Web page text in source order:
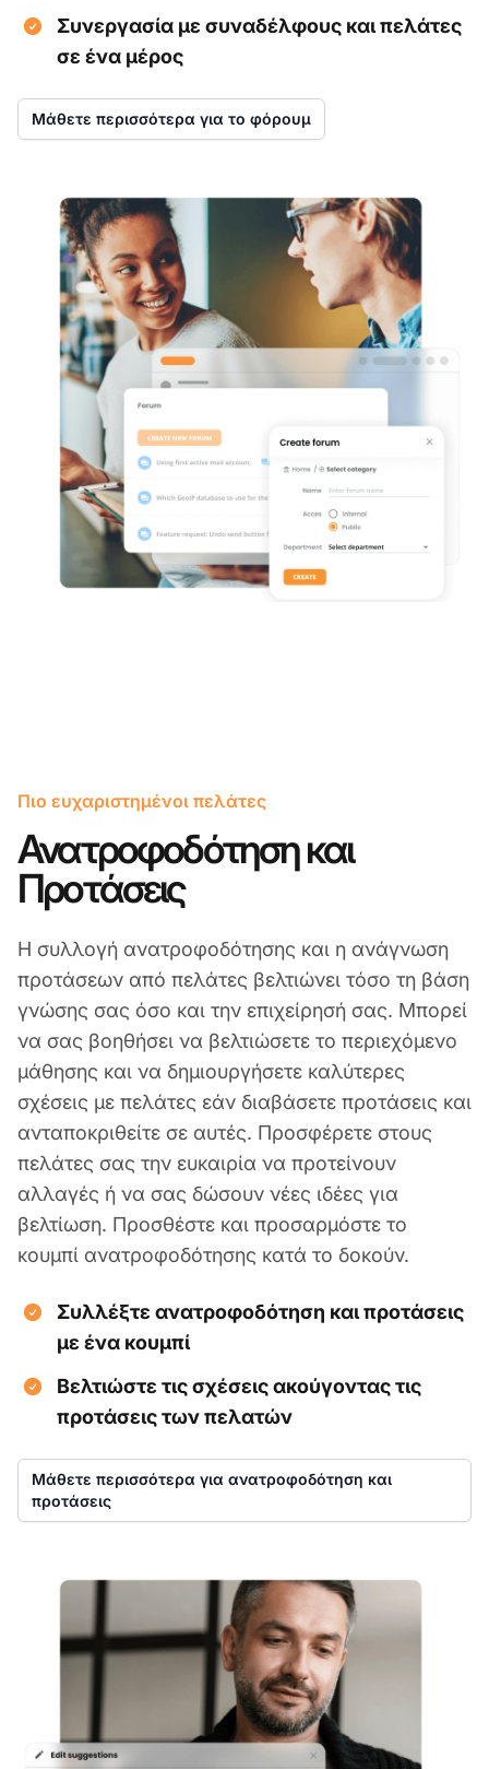
Συνεργασία με συναδέλφους και πελάτες
σε ένα μέρος
Μάθετε περισσότερα για το φόρουμ
Πιο ευχαριστημένοι πελάτες
Ανατροφοδότηση και
Προτάσεις
Η συλλογή ανατροφοδότησης και η ανάγνωση
προτάσεων από πελάτες βελτιώνει τόσο τη βάση
γνώσης σας όσο και την επιχείρησή σας. Μπορεί
να σας βοηθήσει να βελτιώσετε το περιεχόμενο
μάθησης και να δημιουργήσετε καλύτερες
σχέσεις με πελάτες εάν διαβάσετε προτάσεις και
ανταποκριθείτε σε αυτές. Προσφέρετε στους
πελάτες σας την ευκαιρία να προτείνουν
αλλαγές ή να σας δώσουν νέες ιδέες για
βελτίωση. Προσθέστε και προσαρμόστε το
κουμπί ανατροφοδότησης κατά το δοκούν.
Συλλέξτε ανατροφοδότηση και προτάσεις
με ένα κουμπί
Βελτιώστε τις σχέσεις ακούγοντας τις
προτάσεις των πελατών
Μάθετε περισσότερα για ανατροφοδότηση και
προτάσεις